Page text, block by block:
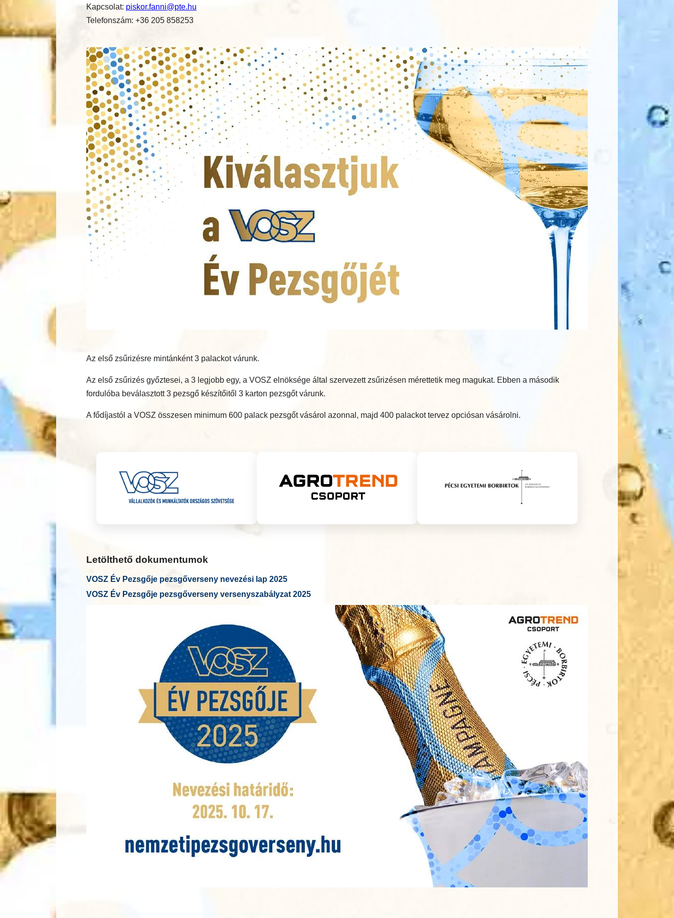
Kapcsolat: piskor.fanni@pte.hu
Telefonszám: +36 205 858253
Az első zsűrizésre mintánként 3 palackot várunk.
Az első zsűrizés győztesei, a 3 legjobb egy, a VOSZ elnöksége által szervezett zsűrizésen mérettetik meg magukat. Ebben a második
fordulóba beválasztott 3 pezsgő készítőitől 3 karton pezsgőt várunk.
A fődíjastól a VOSZ összesen minimum 600 palack pezsgőt vásárol azonnal, majd 400 palackot tervez opciósan vásárolni.
Letölthető dokumentumok
VOSZ Év Pezsgője pezsgőverseny nevezési lap 2025
VOSZ Év Pezsgője pezsgőverseny versenyszabályzat 2025